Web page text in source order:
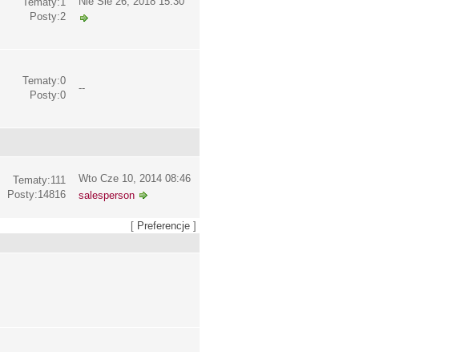
Posty:2
Tematy:0
Posty:0
--
Tematy:111
Posty:14816
Wto Cze 10, 2014 08:46
salesperson
[ Preferencje ]